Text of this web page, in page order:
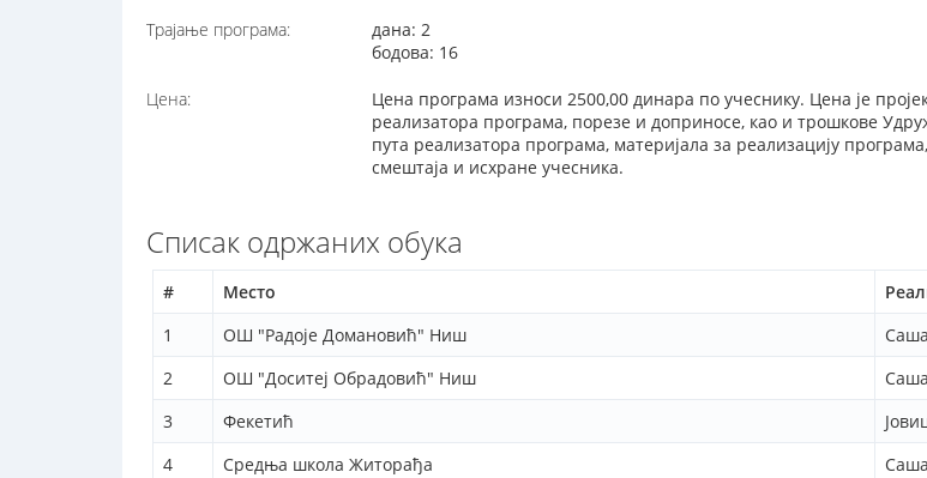
Трајање програма:
дана: 2
бодова: 16
Цена:
Цена програма износи 2500,00 динара по учеснику. Цена је
реализатора програма, порезе и доприносе, као и трошкове
пута реализатора програма, материјала за реализацију
смештаја и исхране учесника.
Списак одржаних обука
# Место
1 ОШ "Радоје Домановић" Ниш
2
ОШ "Доситеј Обрадовић" Ниш
3
Фекетић
4
Средња школа Житорађа